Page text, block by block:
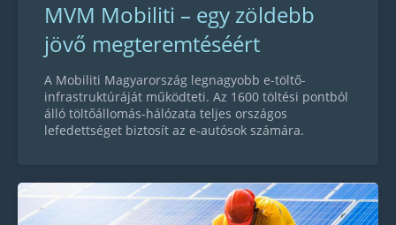
MVM Mobiliti – egy zöldebb
jövő megteremtéséért
A Mobiliti Magyarország legnagyobb e-töltő-
infrastruktúráját működteti. Az 1600 töltési pontból
álló töltőállomás-hálózata teljes országos
lefedettséget biztosít az e-autósok számára.